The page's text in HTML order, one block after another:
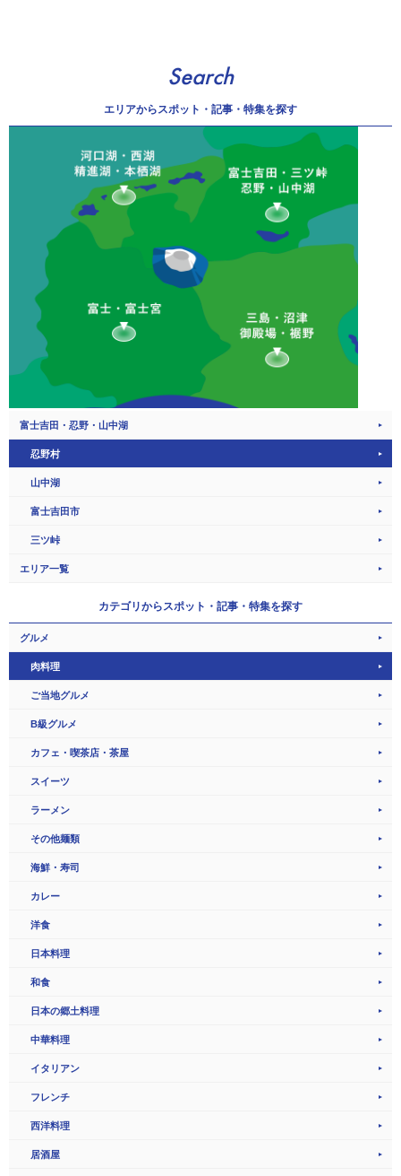
Search
エリアからスポット・記事・特集を探す
富士吉田・忍野・山中湖
忍野村
山中湖
富士吉田市
三ツ峠
エリア一覧
カテゴリからスポット・記事・特集を探す
グルメ
肉料理
ご当地グルメ
B級グルメ
カフェ・喫茶店・茶屋
スイーツ
ラーメン
その他麺類
海鮮・寿司
カレー
洋食
日本料理
和食
日本の郷土料理
中華料理
イタリアン
フレンチ
西洋料理
居酒屋